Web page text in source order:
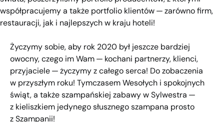
współpracujemy a także portfolio klientów — zarówno firm,
restauracji, jak i najlepszych w kraju hoteli!
Życzymy sobie, aby rok 2020 był jeszcze bardziej
owocny, czego im Wam — kochani partnerzy, klienci,
przyjaciele — życzymy z całego serca! Do zobaczenia
w przyszłym roku! Tymczasem Wesołych i spokojnych
świąt, a także szampańskiej zabawy w Sylwestra —
z kieliszkiem jedynego słusznego szampana prosto
z Szampanii!